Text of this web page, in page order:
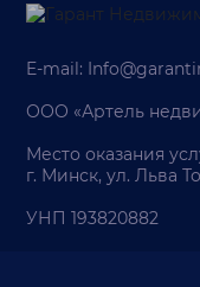
E-mail:
ООО «Артель
Место оказания
г. Минск, ул. Льва
УНП 193820882